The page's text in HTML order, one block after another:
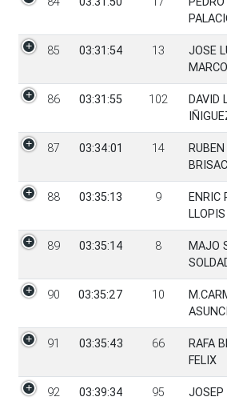
85 03:31:54 13
JOSE
86 03:31:55 102
DAVID
87 03:34:01 14
88 03:35:13 9
ENRIC
LLOPIS
89 03:35:14 8
MAJO
90 03:35:27 10
91 03:35:43 66
RAFA
FELIX
92 03:39:34 95
JOSEP